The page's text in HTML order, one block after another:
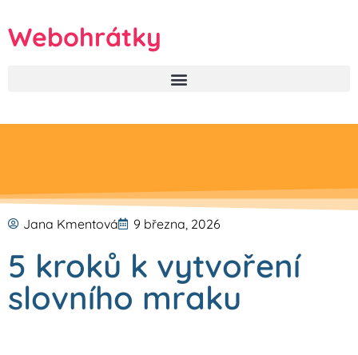
Webohrátky
Jana Kmentová 9 března, 2026
5 kroků k vytvoření
slovního mraku